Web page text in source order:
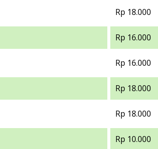
Rp 18.000
Rp 16.000
Rp 16.000
Rp 18.000
Rp 18.000
Rp 10.000